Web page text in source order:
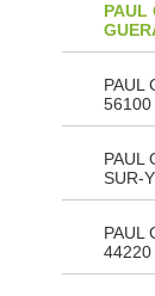
PAUL
PAUL
56100
PAUL
SUR-
PAUL
44220